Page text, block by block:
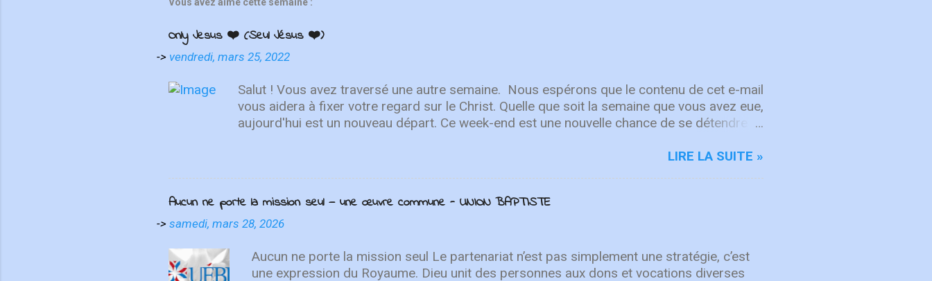
Vous avez aimé cette semaine :
Only Jesus ❤️ (Seul Jésus ❤️)
-> vendredi, mars 25, 2022
Salut ! Vous avez traversé une autre semaine. ⁣ Nous espérons que le contenu de cet e-mail
vous aidera à fixer votre regard sur le Christ. Quelle que soit la semaine que vous avez eue,
aujourd'hui est un nouveau départ. Ce week-end est une nouvelle chance de se détendre et
choses d'en haut, où Christ est assis à la droite de Dieu. Ayez l'esprit sur les choses d'en
présente "Only You" , une toute nouvelle chanson qui fait place à l'adoration et à la
contemplation. Le deuxième single de leur prochain EP de printemps "Here's To The One
un cri du cœur qui nous ramène à notre Sauveur...
LIRE LA SUITE »
Aucun ne porte la mission seul — une œuvre commune - UNION BAPTISTE
-> samedi, mars 28, 2026
Aucun ne porte la mission seul Le partenariat n’est pas simplement une stratégie, c’est
une expression du Royaume. Dieu unit des personnes aux dons et vocations diverses